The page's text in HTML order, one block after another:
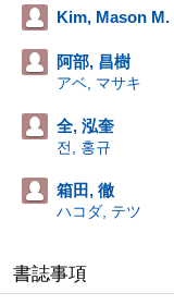
Kim, Mason M.
阿部, 昌樹
アベ, マサキ
全, 泓奎
전, 홍규
箱田, 徹
ハコダ, テツ
書誌事項